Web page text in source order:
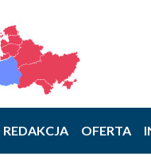
REDAKCJA OFERTA